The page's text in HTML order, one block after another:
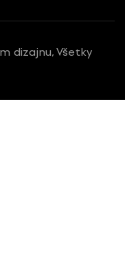
dizajnu, Všetky